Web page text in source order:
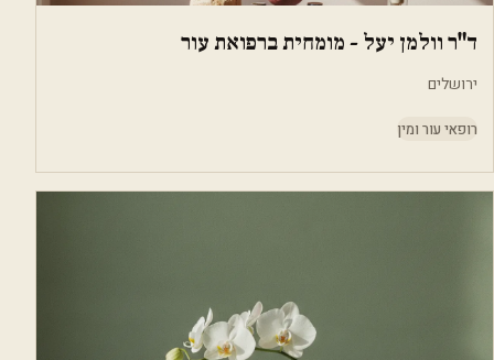
ד"ר וולמן יעל - מומחית ברפואת עור
ירושלים
רופאי עור ומין